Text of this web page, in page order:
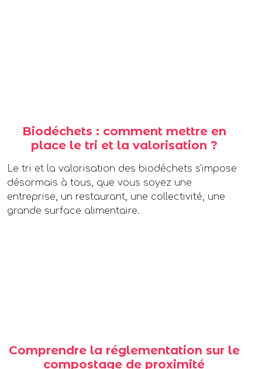
Biodéchets : comment mettre en
place le tri et la valorisation ?
Le tri et la valorisation des biodéchets s’impose
désormais à tous, que vous soyez une
entreprise, un restaurant, une collectivité, une
grande surface alimentaire.
Comprendre la réglementation sur le
compostage de proximité